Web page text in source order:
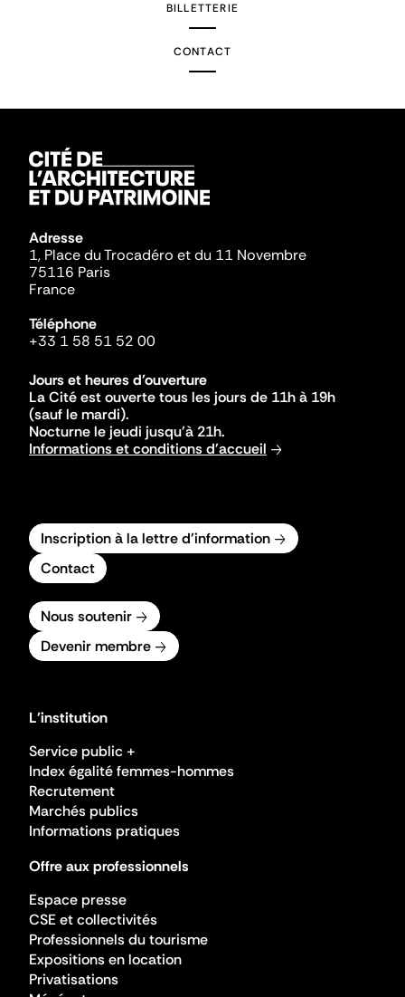
BILLETTERIE
CONTACT
Adresse
1, Place du Trocadéro et du 11 Novembre
75116 Paris
France
Téléphone
+33 1 58 51 52 00
Jours et heures d'ouverture
La Cité est ouverte tous les jours de 11h à 19h
(sauf le mardi).
Nocturne le jeudi jusqu'à 21h.
Informations et conditions d'accueil
Inscription à la lettre d'information
Contact
Nous soutenir
Devenir membre
L'institution
Service public +
Index égalité femmes-hommes
Recrutement
Marchés publics
Informations pratiques
Offre aux professionnels
Espace presse
CSE et collectivités
Professionnels du tourisme
Expositions en location
Privatisations